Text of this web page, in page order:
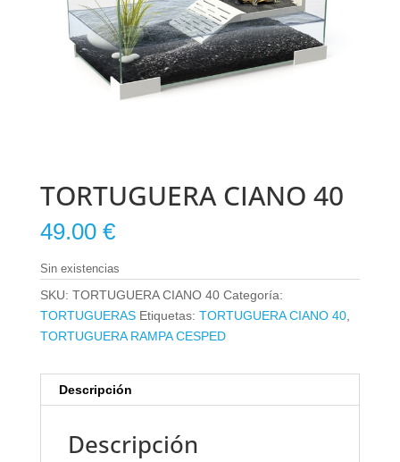
TORTUGUERA CIANO 40
49.00 €
Sin existencias
SKU: TORTUGUERA CIANO 40 Categoría:
TORTUGUERAS Etiquetas: TORTUGUERA CIANO 40,
TORTUGUERA RAMPA CESPED
Descripción
Descripción